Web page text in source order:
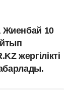
Жиенбай 10
жергілікті